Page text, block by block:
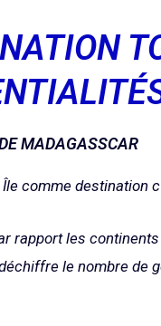
MADAGASSCAR
comme destination
rapport les
le nombre